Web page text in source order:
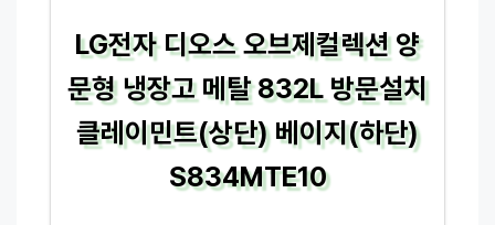
LG전자 디오스 오브제컬렉션 양
문형 냉장고 메탈 832L 방문설치
클레이민트(상단) 베이지(하단)
S834MTE10